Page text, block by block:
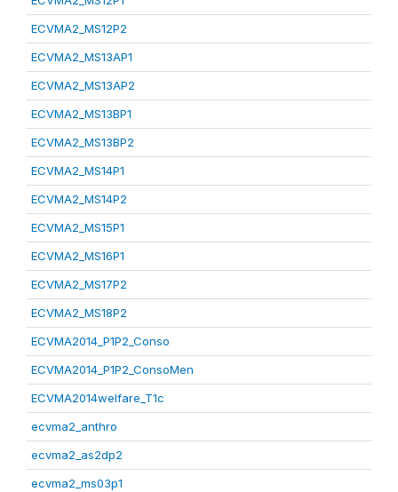
ECVMA2_MS12P2
ECVMA2_MS13AP1
ECVMA2_MS13AP2
ECVMA2_MS13BP1
ECVMA2_MS13BP2
ECVMA2_MS14P1
ECVMA2_MS14P2
ECVMA2_MS15P1
ECVMA2_MS16P1
ECVMA2_MS17P2
ECVMA2_MS18P2
ECVMA2014_P1P2_Conso
ECVMA2014_P1P2_ConsoMen
ECVMA2014welfare_T1c
ecvma2_anthro
ecvma2_as2dp2
ecvma2_ms03p1